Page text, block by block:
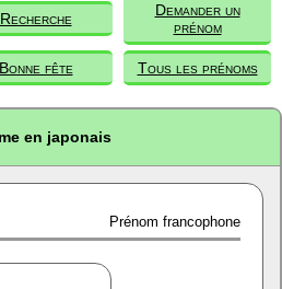
Recherche
Demander un
prénom
Bonne fête Tous les prénoms
en japonais
Prénom francophone